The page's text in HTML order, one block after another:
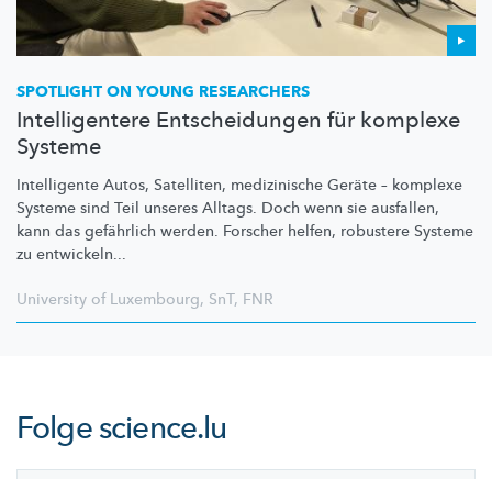
SPOTLIGHT ON YOUNG RESEARCHERS
Intelligentere Entscheidungen für komplexe
Systeme
Intelligente Autos, Satelliten, medizinische Geräte – komplexe
Systeme sind Teil unseres Alltags. Doch wenn sie ausfallen,
kann das gefährlich werden. Forscher helfen, robustere Systeme
zu entwickeln...
University of Luxembourg, SnT, FNR
Folgescience.lu